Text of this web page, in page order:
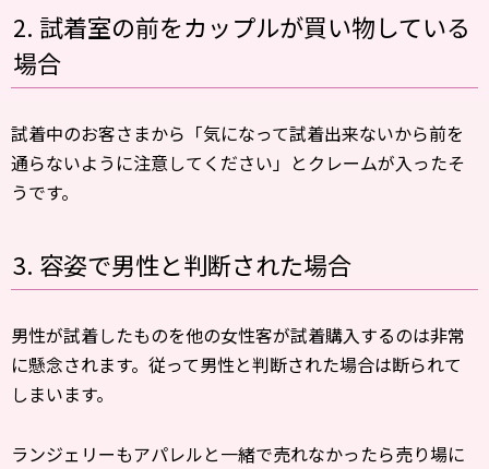
2. 試着室の前をカップルが買い物している
場合
試着中のお客さまから「気になって試着出来ないから前を
通らないように注意してください」とクレームが入ったそ
うです。
3. 容姿で男性と判断された場合
男性が試着したものを他の女性客が試着購入するのは非常
に懸念されます。従って男性と判断された場合は断られて
しまいます。
ランジェリーもアパレルと一緒で売れなかったら売り場に